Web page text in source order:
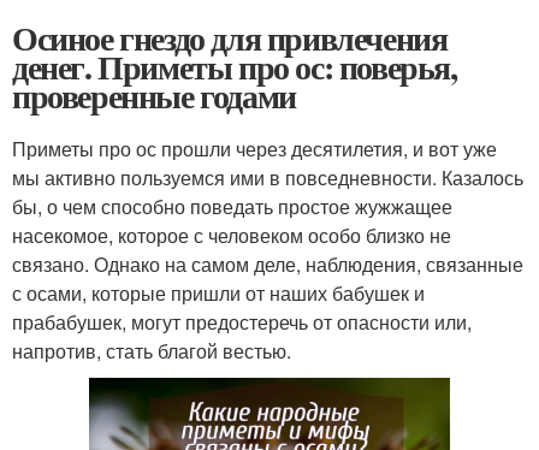
Осиное гнездо для привлечения
денег. Приметы про ос: поверья,
проверенные годами
Приметы про ос прошли через десятилетия, и вот уже
мы активно пользуемся ими в повседневности. Казалось
бы, о чем способно поведать простое жужжащее
насекомое, которое с человеком особо близко не
связано. Однако на самом деле, наблюдения, связанные
с осами, которые пришли от наших бабушек и
прабабушек, могут предостеречь от опасности или,
напротив, стать благой вестью.